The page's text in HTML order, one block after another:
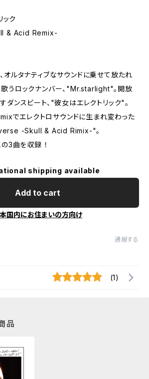
ク
& Acid Remix-
オルタナティブなサウンドに乗せて放たれ
うロックナンバー、"Mr.starlight"。開放
ダンスビート、"彼女はエレクトリック"。
でエレクトロサウンドに生まれ変わった
-Skull & Acid Rimix-"。
3曲を収録 ！
shipping available
Add to cart
国内にお住まいの方向け
通報する
(1)
品